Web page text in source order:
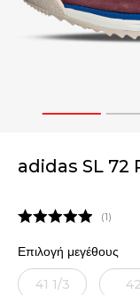
1 2
adidas SL 72
1
Επιλογή μεγέθους
41 1/3 42